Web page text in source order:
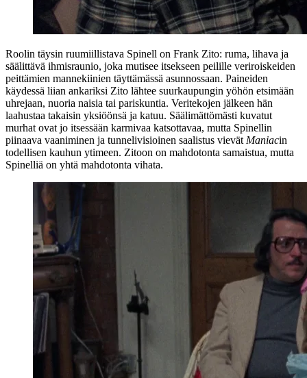
Roolin täysin ruumiillistava Spinell on Frank Zito: ruma, lihava ja
säälittävä ihmisraunio, joka mutisee itsekseen peilille veriroiskeiden
peittämien mannekiinien täyttämässä asunnossaan. Paineiden
käydessä liian ankariksi Zito lähtee suurkaupungin yöhön etsimään
uhrejaan, nuoria naisia tai pariskuntia. Veritekojen jälkeen hän
laahustaa takaisin yksiöönsä ja katuu. Säälimättömästi kuvatut
murhat ovat jo itsessään karmivaa katsottavaa, mutta Spinellin
piinaava vaaniminen ja tunnelivisioinen saalistus vievät Maniacin
todellisen kauhun ytimeen. Zitoon on mahdotonta samaistua, mutta
Spinelliä on yhtä mahdotonta vihata.